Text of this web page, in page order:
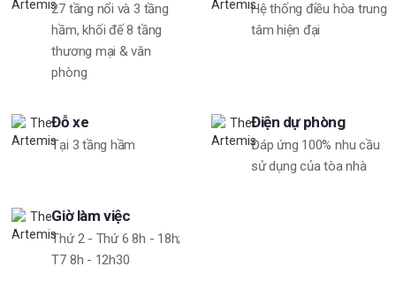
27 tầng nổi và 3 tầng
hầm, khối đế 8 tầng
thương mại & văn
phòng
Hệ thống điều hòa trung
tâm hiện đại
Đỗ xe
Tại 3 tầng hầm
Điện dự phòng
Đáp ứng 100% nhu cầu
sử dụng của tòa nhà
Giờ làm việc
Thứ 2 - Thứ 6 8h - 18h;
T7 8h - 12h30